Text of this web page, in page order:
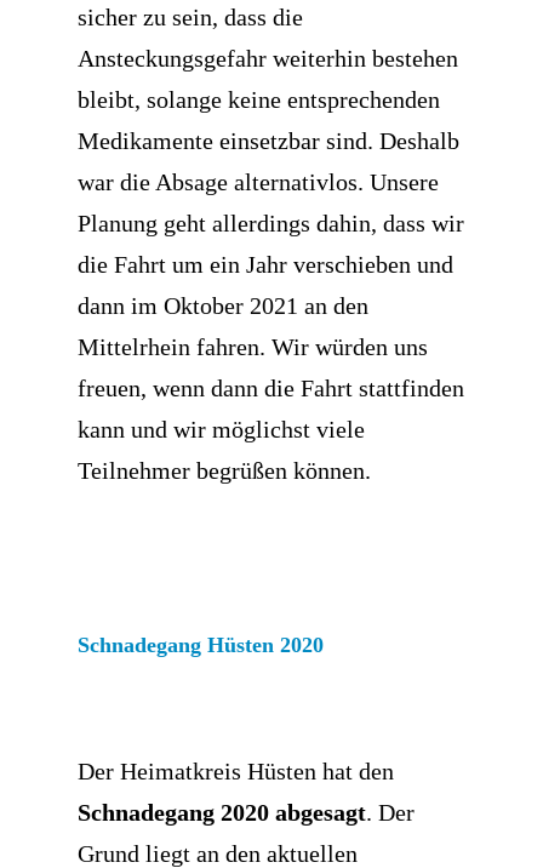
sicher zu sein, dass die
Ansteckungsgefahr weiterhin bestehen
bleibt, solange keine entsprechenden
Medikamente einsetzbar sind. Deshalb
war die Absage alternativlos. Unsere
Planung geht allerdings dahin, dass wir
die Fahrt um ein Jahr verschieben und
dann im Oktober 2021 an den
Mittelrhein fahren. Wir würden uns
freuen, wenn dann die Fahrt stattfinden
kann und wir möglichst viele
Teilnehmer begrüßen können.
Schnadegang Hüsten 2020
Der Heimatkreis Hüsten hat den
Schnadegang 2020 abgesagt. Der
Grund liegt an den aktuellen